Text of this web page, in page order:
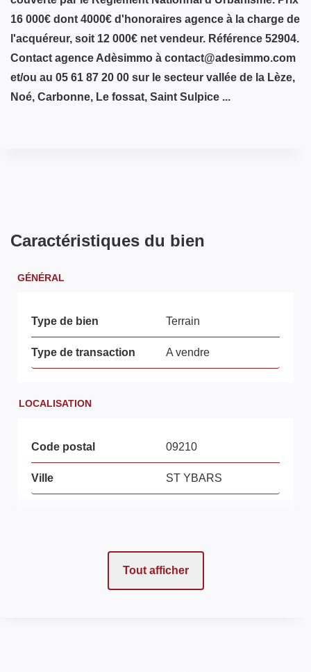
16 000€ dont 4000€ d'honoraires agence à la charge de
l'acquéreur, soit 12 000€ net vendeur. Référence 52904.
Contact agence Adèsimmo à contact@adesimmo.com
et/ou au 05 61 87 20 00 sur le secteur vallée de la Lèze,
Noé, Carbonne, Le fossat, Saint Sulpice ...
Caractéristiques du bien
GÉNÉRAL
Type de bien Terrain
Type de transaction A vendre
LOCALISATION
Code postal 09210
Ville ST YBARS
16500 EUR
Tout afficher